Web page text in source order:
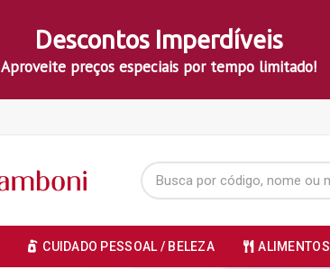
Descontos Imperdíveis
Aproveite preços especiais por tempo limitado!
CUIDADO PESSOAL / BELEZA ALIMENTOS